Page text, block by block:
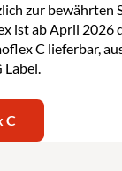
zur bewährten
ist ab April 2026
C lieferbar,
Label.
C